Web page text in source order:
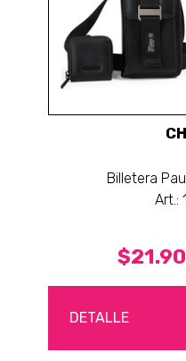
Billetera
Art.:
DETALLE